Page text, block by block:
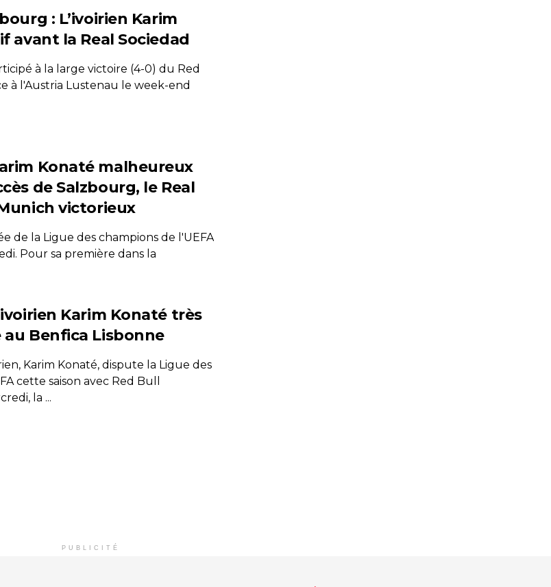
: L’ivoirien Karim
avant la Real Sociedad
à la large victoire (4-0) du Red
à l'Austria Lustenau le week-end
Konaté malheureux
de Salzbourg, le Real
victorieux
de la Ligue des champions de l'UEFA
Pour sa première dans la
Karim Konaté très
Benfica Lisbonne
Karim Konaté, dispute la Ligue des
cette saison avec Red Bull
la ...
PUBLICITÉ